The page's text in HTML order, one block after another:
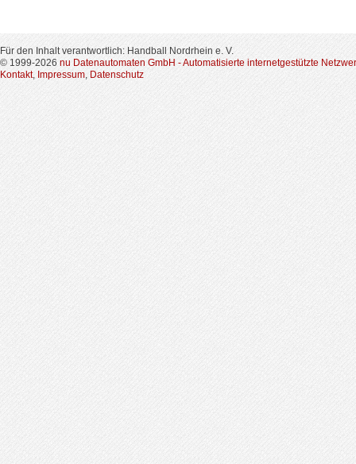
Für den Inhalt verantwortlich: Handball Nordrhein e. V.
© 1999-2026 nu Datenautomaten GmbH - Automatisierte internetgestützte
Kontakt, Impressum, Datenschutz